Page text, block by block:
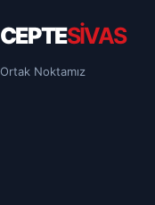
CEPTESİVAS
Ortak Noktamız